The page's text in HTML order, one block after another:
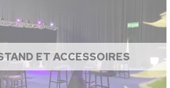
ET ACCESSOIRES